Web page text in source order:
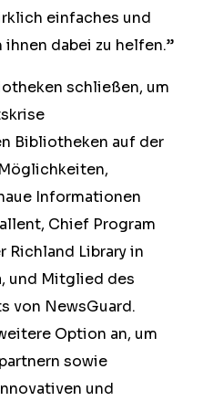
einfaches und
dabei zu helfen.”
schließen, um
Bibliotheken auf der
Informationen
Chief Program
Richland Library in
und Mitglied des
von NewsGuard.
Option an, um
sowie
und